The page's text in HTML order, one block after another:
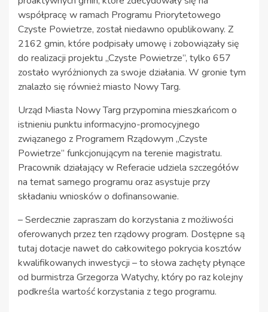
współpracę w ramach Programu Priorytetowego
Czyste Powietrze, został niedawno opublikowany. Z
2162 gmin, które podpisały umowę i zobowiązały się
do realizacji projektu „Czyste Powietrze”, tylko 657
zostało wyróżnionych za swoje działania. W gronie tym
znalazło się również miasto Nowy Targ.
Urząd Miasta Nowy Targ przypomina mieszkańcom o
istnieniu punktu informacyjno-promocyjnego
związanego z Programem Rządowym „Czyste
Powietrze” funkcjonującym na terenie magistratu.
Pracownik działający w Referacie udziela szczegółów
na temat samego programu oraz asystuje przy
składaniu wniosków o dofinansowanie.
– Serdecznie zapraszam do korzystania z możliwości
oferowanych przez ten rządowy program. Dostępne są
tutaj dotacje nawet do całkowitego pokrycia kosztów
kwalifikowanych inwestycji – to słowa zachęty płynące
od burmistrza Grzegorza Watychy, który po raz kolejny
podkreśla wartość korzystania z tego programu.